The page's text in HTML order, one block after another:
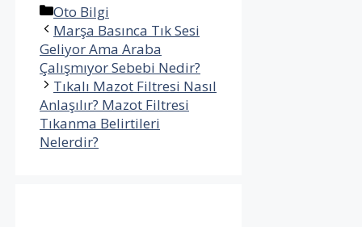
Kategoriler
Oto Bilgi
Marşa Basınca Tık Sesi
Geliyor Ama Araba
Çalışmıyor Sebebi Nedir?
Tıkalı Mazot Filtresi Nasıl
Anlaşılır? Mazot Filtresi
Tıkanma Belirtileri
Nelerdir?